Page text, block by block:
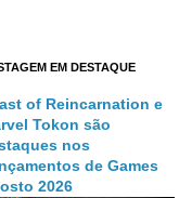
EM DESTAQUE
of Reincarnation e
Tokon são
nos
de Games
2026